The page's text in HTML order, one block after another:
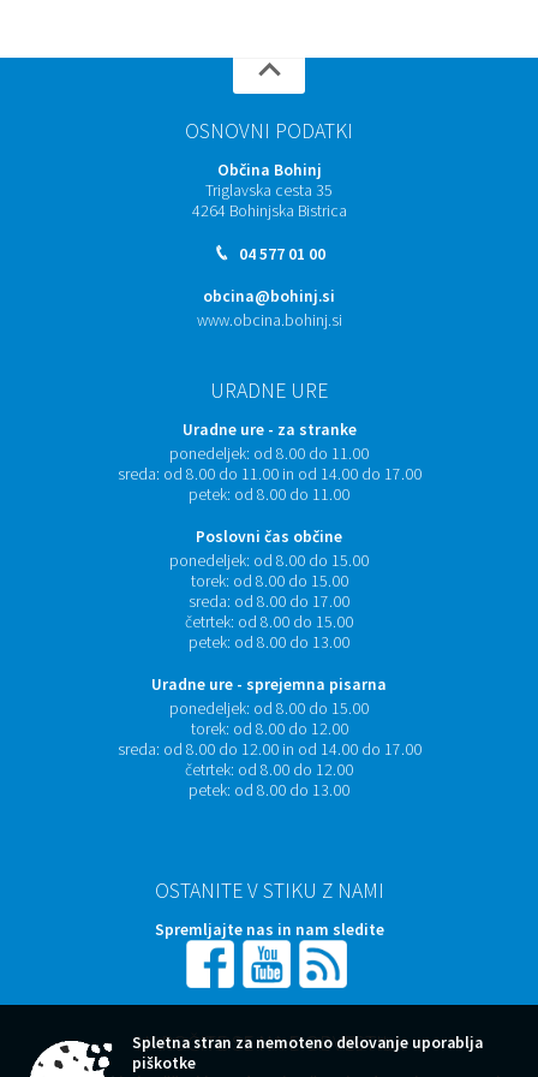
OSNOVNI PODATKI
Občina Bohinj
Triglavska cesta 35
4264 Bohinjska Bistrica
04 577 01 00
obcina@bohinj.si
www.obcina.bohinj.si
URADNE URE
Uradne ure - za stranke
ponedeljek: od 8.00 do 11.00
sreda: od 8.00 do 11.00 in od 14.00 do 17.00
petek: od 8.00 do 11.00
Poslovni čas občine
ponedeljek: od 8.00 do 15.00
torek: od 8.00 do 15.00
sreda: od 8.00 do 17.00
četrtek: od 8.00 do 15.00
petek: od 8.00 do 13.00
Uradne ure - sprejemna pisarna
ponedeljek: od 8.00 do 15.00
torek: od 8.00 do 12.00
sreda: od 8.00 do 12.00 in od 14.00 do 17.00
četrtek: od 8.00 do 12.00
petek: od 8.00 do 13.00
OSTANITE V STIKU Z NAMI
Spremljajte nas in nam sledite
NAROČITE SE NA E-OBVESTILA
Spletna stran za nemoteno delovanje uporablja
piškotke